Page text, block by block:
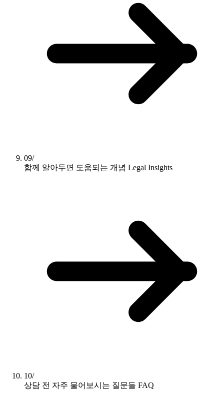
09/
함께 알아두면 도움되는 개념 Legal Insights
10/
상담 전 자주 물어보시는 질문들 FAQ